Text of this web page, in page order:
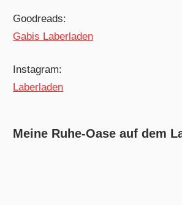
Goodreads:
Gabis Laberladen
Instagram:
Laberladen
Meine Ruhe-Oase auf dem